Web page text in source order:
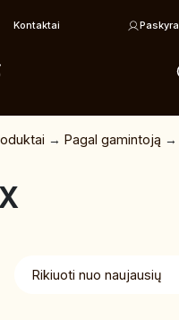
Kontaktai Paskyra
→Pagal gamintoją →